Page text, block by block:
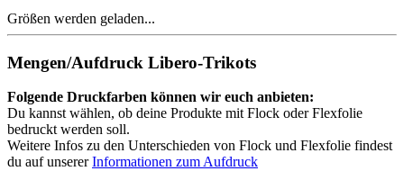
Größen werden geladen...
Mengen/Aufdruck Libero-Trikots
Folgende Druckfarben können wir euch anbieten:
Du kannst wählen, ob deine Produkte mit Flock oder Flexfolie
bedruckt werden soll.
Weitere Infos zu den Unterschieden von Flock und Flexfolie findest
du auf unsererInformationen zum Aufdruck